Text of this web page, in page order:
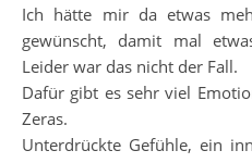
Ich hätte mir da etwas
gewünscht, damit mal
Leider war das nicht der Fall.
Dafür gibt es sehr viel
Zeras.
Unterdrückte Gefühle, ein